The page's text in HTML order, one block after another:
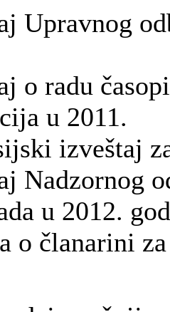
Upravnog
o radu
u 2011.
izveštaj
Nadzornog
u 2012.
o članarini